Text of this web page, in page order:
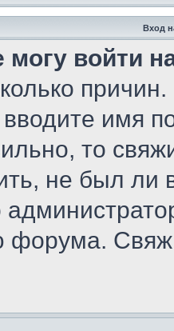
Вход
могу войти
имя
то
не был ли
форума.